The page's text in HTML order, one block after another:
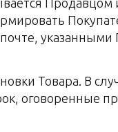
Товара. В
оговоренные